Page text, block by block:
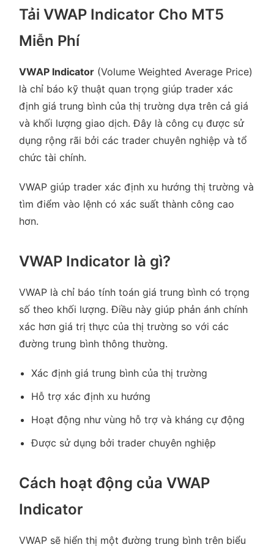
Tải VWAP Indicator Cho MT5
Miễn Phí
VWAP Indicator (Volume Weighted Average Price)
là chỉ báo kỹ thuật quan trọng giúp trader xác
định giá trung bình của thị trường dựa trên cả giá
và khối lượng giao dịch. Đây là công cụ được sử
dụng rộng rãi bởi các trader chuyên nghiệp và tổ
chức tài chính.
VWAP giúp trader xác định xu hướng thị trường và
tìm điểm vào lệnh có xác suất thành công cao
hơn.
VWAP Indicator là gì?
VWAP là chỉ báo tính toán giá trung bình có trọng
số theo khối lượng. Điều này giúp phản ánh chính
xác hơn giá trị thực của thị trường so với các
đường trung bình thông thường.
Xác định giá trung bình của thị trường
Hỗ trợ xác định xu hướng
Hoạt động như vùng hỗ trợ và kháng cự động
Được sử dụng bởi trader chuyên nghiệp
Cách hoạt động của VWAP
Indicator
VWAP sẽ hiển thị một đường trung bình trên biểu